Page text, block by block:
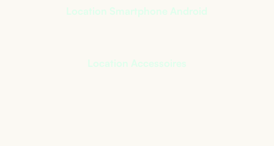
Location Smartphone Android
Location Accessoires